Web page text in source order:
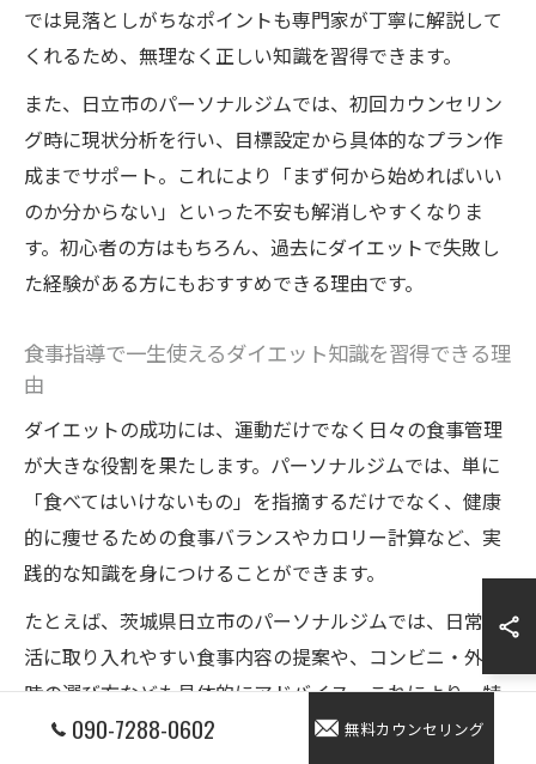
では見落としがちなポイントも専門家が丁寧に解説して
くれるため、無理なく正しい知識を習得できます。
また、日立市のパーソナルジムでは、初回カウンセリン
グ時に現状分析を行い、目標設定から具体的なプラン作
成までサポート。これにより「まず何から始めればいい
のか分からない」といった不安も解消しやすくなりま
す。初心者の方はもちろん、過去にダイエットで失敗し
た経験がある方にもおすすめできる理由です。
食事指導で一生使えるダイエット知識を習得できる理
由
ダイエットの成功には、運動だけでなく日々の食事管理
が大きな役割を果たします。パーソナルジムでは、単に
「食べてはいけないもの」を指摘するだけでなく、健康
的に痩せるための食事バランスやカロリー計算など、実
践的な知識を身につけることができます。
たとえば、茨城県日立市のパーソナルジムでは、日常生
活に取り入れやすい食事内容の提案や、コンビニ・外食
時の選び方なども具体的にアドバイス。これにより、特
別な食事制限や無理な我慢に頼ることなく、リバウンド
090-7288-0602 無料カウンセリング